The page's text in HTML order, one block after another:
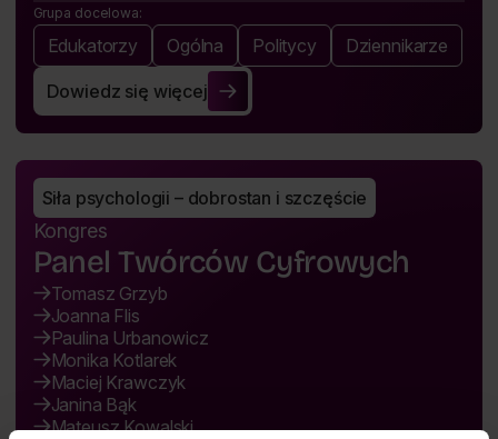
Grupa docelowa:
Edukatorzy Ogólna Politycy Dziennikarze
Dowiedz się więcej
Radykalizacja relacji społecznych i świata polityki
Siła psychologii – dobrostan i szczęście
Kongres
Panel Twórców Cyfrowych
Tomasz Grzyb
Joanna Flis
Paulina Urbanowicz
Monika Kotlarek
Maciej Krawczyk
Janina Bąk
Mateusz Kowalski